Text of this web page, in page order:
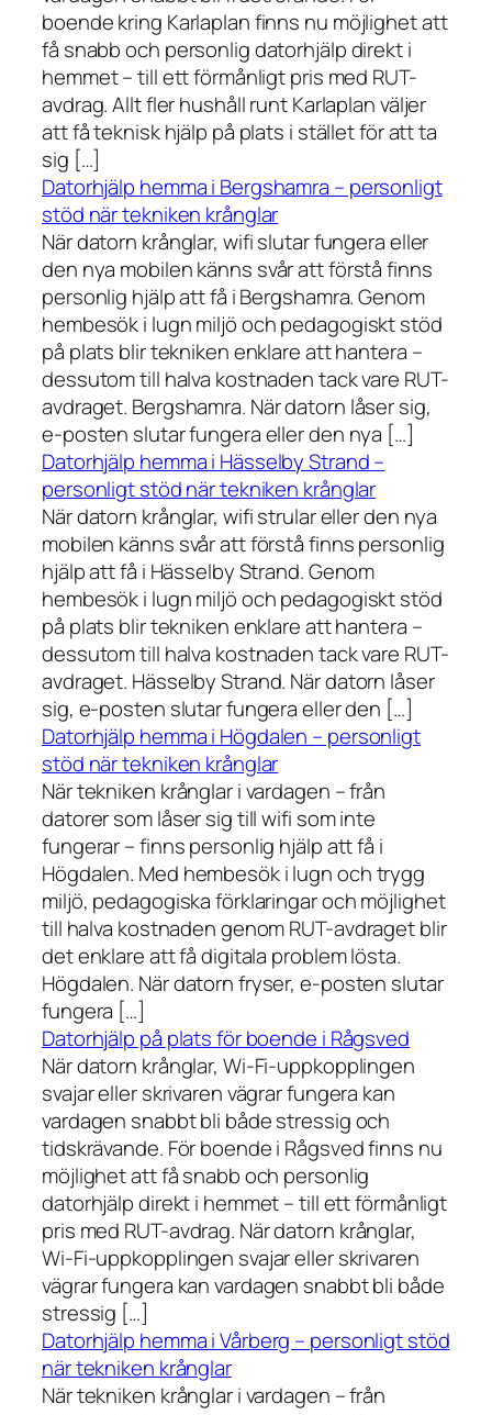
boende kring Karlaplan finns nu möjlighet att
få snabb och personlig datorhjälp direkt i
hemmet – till ett förmånligt pris med RUT-
avdrag. Allt fler hushåll runt Karlaplan väljer
att få teknisk hjälp på plats i stället för att ta
sig […]
Datorhjälp hemma i Bergshamra – personligt
stöd när tekniken krånglar
När datorn krånglar, wifi slutar fungera eller
den nya mobilen känns svår att förstå finns
personlig hjälp att få i Bergshamra. Genom
hembesök i lugn miljö och pedagogiskt stöd
på plats blir tekniken enklare att hantera –
dessutom till halva kostnaden tack vare RUT-
avdraget. Bergshamra. När datorn låser sig,
e-posten slutar fungera eller den nya […]
Datorhjälp hemma i Hässelby Strand –
personligt stöd när tekniken krånglar
När datorn krånglar, wifi strular eller den nya
mobilen känns svår att förstå finns personlig
hjälp att få i Hässelby Strand. Genom
hembesök i lugn miljö och pedagogiskt stöd
på plats blir tekniken enklare att hantera –
dessutom till halva kostnaden tack vare RUT-
avdraget. Hässelby Strand. När datorn låser
sig, e-posten slutar fungera eller den […]
Datorhjälp hemma i Högdalen – personligt
stöd när tekniken krånglar
När tekniken krånglar i vardagen – från
datorer som låser sig till wifi som inte
fungerar – finns personlig hjälp att få i
Högdalen. Med hembesök i lugn och trygg
miljö, pedagogiska förklaringar och möjlighet
till halva kostnaden genom RUT-avdraget blir
det enklare att få digitala problem lösta.
Högdalen. När datorn fryser, e-posten slutar
fungera […]
Datorhjälp på plats för boende i Rågsved
När datorn krånglar, Wi-Fi-uppkopplingen
svajar eller skrivaren vägrar fungera kan
vardagen snabbt bli både stressig och
tidskrävande. För boende i Rågsved finns nu
möjlighet att få snabb och personlig
datorhjälp direkt i hemmet – till ett förmånligt
pris med RUT-avdrag. När datorn krånglar,
Wi-Fi-uppkopplingen svajar eller skrivaren
vägrar fungera kan vardagen snabbt bli både
stressig […]
Datorhjälp hemma i Vårberg – personligt stöd
när tekniken krånglar
När tekniken krånglar i vardagen – från